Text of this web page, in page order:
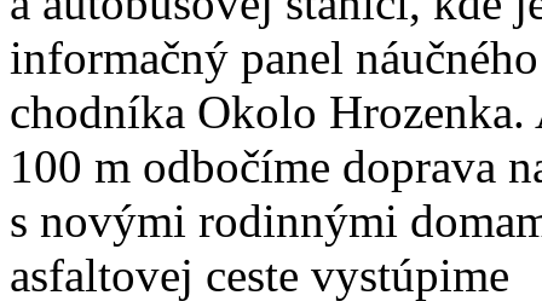
informačný panel náučného
chodníka Okolo Hrozenka.
100 m odbočíme doprava
s novými rodinnými
asfaltovej ceste vystúpime